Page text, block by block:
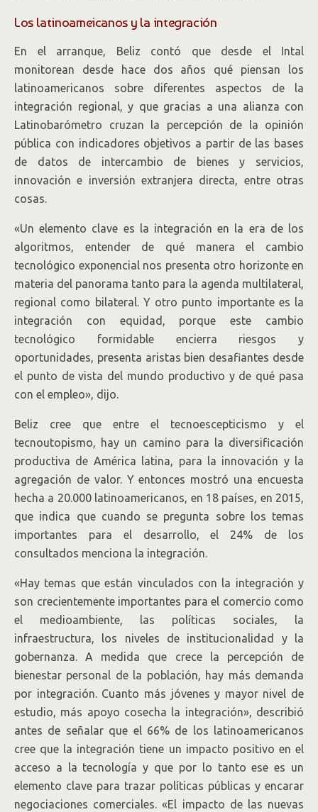
Los latinoameicanos y la integración
En el arranque, Beliz contó que desde el Intal
monitorean desde hace dos años qué piensan los
latinoamericanos sobre diferentes aspectos de la
integración regional, y que gracias a una alianza con
Latinobarómetro cruzan la percepción de la opinión
pública con indicadores objetivos a partir de las bases
de datos de intercambio de bienes y servicios,
innovación e inversión extranjera directa, entre otras
cosas.
«Un elemento clave es la integración en la era de los
algoritmos, entender de qué manera el cambio
tecnológico exponencial nos presenta otro horizonte en
materia del panorama tanto para la agenda multilateral,
regional como bilateral. Y otro punto importante es la
integración con equidad, porque este cambio
tecnológico formidable encierra riesgos y
oportunidades, presenta aristas bien desafiantes desde
el punto de vista del mundo productivo y de qué pasa
con el empleo», dijo.
Beliz cree que entre el tecnoescepticismo y el
tecnoutopismo, hay un camino para la diversificación
productiva de América latina, para la innovación y la
agregación de valor. Y entonces mostró una encuesta
hecha a 20.000 latinoamericanos, en 18 países, en 2015,
que indica que cuando se pregunta sobre los temas
importantes para el desarrollo, el 24% de los
consultados menciona la integración.
«Hay temas que están vinculados con la integración y
son crecientemente importantes para el comercio como
el medioambiente, las políticas sociales, la
infraestructura, los niveles de institucionalidad y la
gobernanza. A medida que crece la percepción de
bienestar personal de la población, hay más demanda
por integración. Cuanto más jóvenes y mayor nivel de
estudio, más apoyo cosecha la integración», describió
antes de señalar que el 66% de los latinoamericanos
cree que la integración tiene un impacto positivo en el
acceso a la tecnología y que por lo tanto ese es un
elemento clave para trazar políticas públicas y encarar
negociaciones comerciales. «El impacto de las nuevas